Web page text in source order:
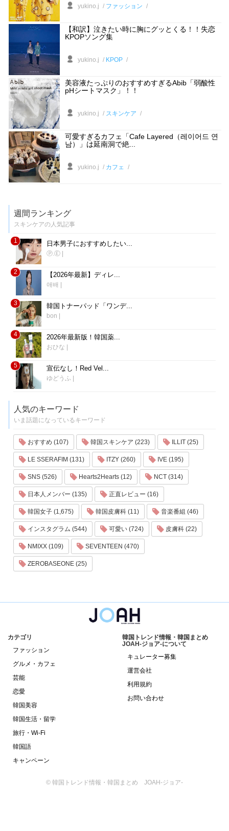
yukino.j ファッション
【和訳】泣きたい時に胸にグッとくる！！失恋
KPOPソング集
yukino.j KPOP
美容液たっぷりのおすすめすぎるAbib「弱酸性
pHシートマスク」！！
yukino.j スキンケア
可愛すぎるカフェ「Cafe Layered（레이어드 연
남）」は延南洞で絶...
yukino.j カフェ
週間ランキング
スキンケアの人気記事
1 日本男子におすすめしたい...
Ⓟ.Ⓔ |
2 【2026年最新】ディレ...
애배 |
3 韓国トナーパッド「ワンデ...
bon |
4 2026年最新版！韓国薬...
おひな |
5 宣伝なし！Red Vel...
ゆどうふ |
人気のキーワード
いま話題になっているキーワード
おすすめ (107) 韓国スキンケア (223) ILLIT (25)
LE SSERAFIM (131) ITZY (260) IVE (195)
SNS (526) Hearts2Hearts (12) NCT (314)
日本人メンバー (135) 正直レビュー (16)
韓国女子 (1,675) 韓国皮膚科 (11) 音楽番組 (46)
インスタグラム (544) 可愛い (724) 皮膚科 (22)
NMIXX (109) SEVENTEEN (470)
ZEROBASEONE (25)
カテゴリ
ファッション
グルメ・カフェ
芸能
恋愛
韓国美容
韓国生活・留学
旅行・Wi-Fi
韓国語
キャンペーン
韓国トレンド情報・韓国まとめ
JOAH-ジョア-について
キュレーター募集
運営会社
利用規約
お問い合わせ
© 韓国トレンド情報・韓国まとめ JOAH-ジョア-